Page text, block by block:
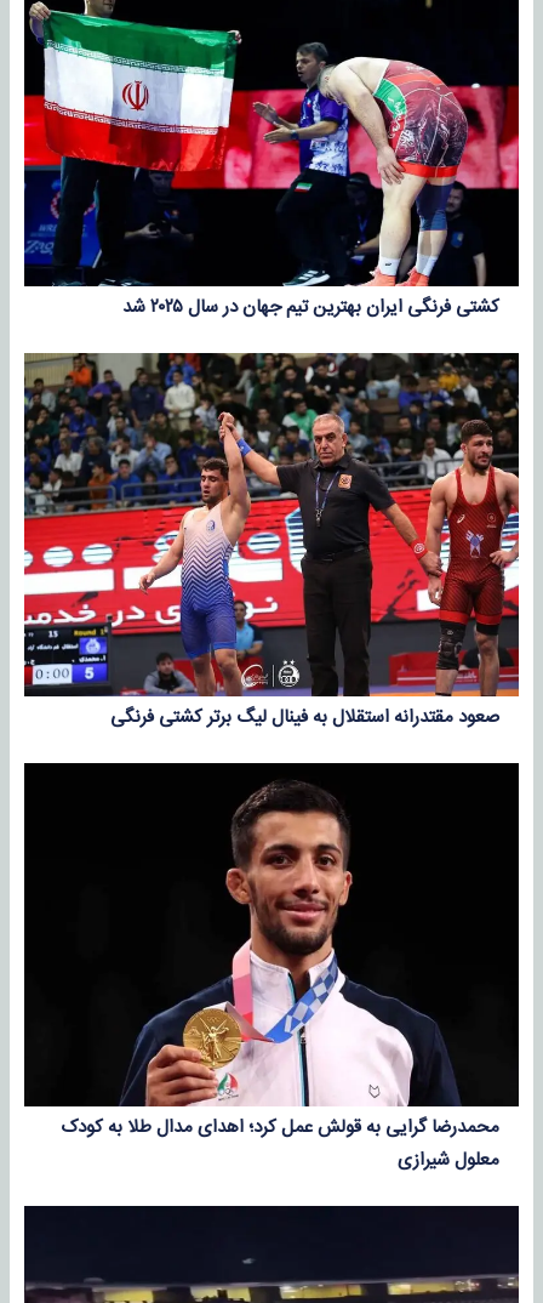
کشتی فرنگی ایران بهترین تیم جهان در سال ۲۰۲۵ شد
صعود مقتدرانه استقلال به فینال لیگ برتر کشتی فرنگی
محمدرضا گرایی به قولش عمل کرد؛ اهدای مدال طلا به کودک
معلول شیرازی